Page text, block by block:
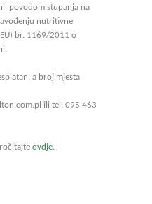
povodom stupanja na
nutritivne
br. 1169/2011 o
a broj mjesta
ili tel: 095 463
ovdje.